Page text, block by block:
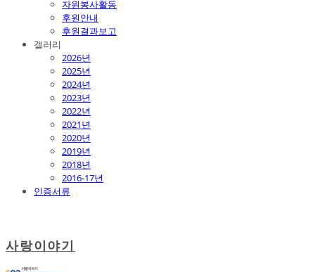
자원봉사활동
후원안내
후원결과보고
갤러리
2026년
2025년
2024년
2023년
2022년
2021년
2020년
2019년
2018년
2016-17년
인증서류
사랑이야기